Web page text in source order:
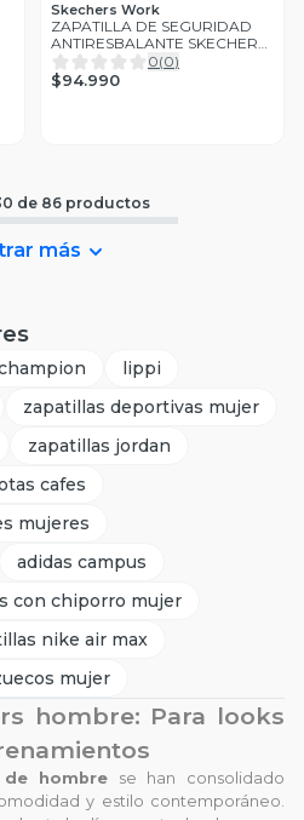
Skechers Work
ZAPATILLA DE SEGURIDAD
ANTIRESBALANTE SKECHERS
MODELO EVZAN
0(0)
$94.990
de 86 productos
más
lippi
zapatillas deportivas mujer
zapatillas jordan
cafes
mujeres
adidas campus
con chiporro mujer
nike air max
mujer
hombre: Para looks
de hombre se han consolidado
y estilo contemporáneo.